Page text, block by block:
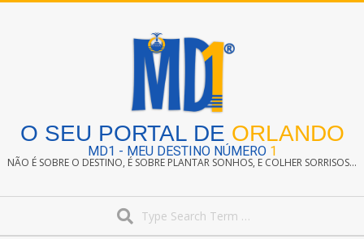
O SEU PORTAL DE ORLANDO
MD1 - MEU DESTINO NÚMERO 1
NÃO É SOBRE O DESTINO, É SOBRE PLANTAR SONHOS, E COLHER SORRISOS...